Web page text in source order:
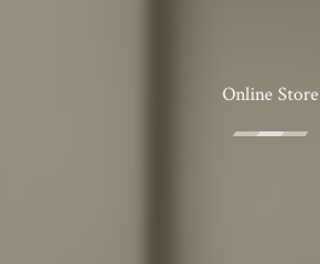
Online Store